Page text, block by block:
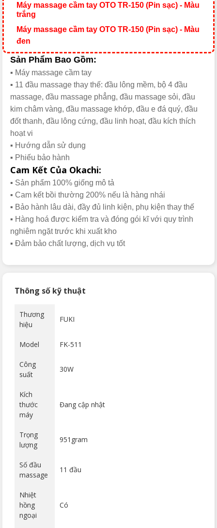
Máy massage cầm tay OTO TR-150 (Pin sạc) - Màu
trắng
Máy massage cầm tay OTO TR-150 (Pin sạc) - Màu
đen
Sản Phẩm Bao Gồm:
▪️ Máy massage cầm tay
▪️ 11 đầu massage thay thế: đầu lông mềm, bộ 4 đầu
massage, đầu massage phẳng, đầu massage sỏi, đầu
kim châm vàng, đầu massage khớp, đầu e đá quý, đầu
đốt thanh, đầu lông cứng, đầu linh hoạt, đầu kích thích
hoạt vi
▪️ Hướng dẫn sử dụng
▪️ Phiếu bảo hành
Cam Kết Của Okachi:
▪️ Sản phẩm 100% giống mô tả
▪️ Cam kết bồi thường 200% nếu là hàng nhái
▪️ Bảo hành lâu dài, đầy đủ linh kiện, phụ kiện thay thế
▪️ Hàng hoá được kiểm tra và đóng gói kĩ với quy trình
nghiêm ngặt trước khi xuất kho
▪️ Đảm bảo chất lượng, dịch vụ tốt
Thông số kỹ thuật
Thương
hiệu
FUKI
Model FK-511
Công
suất
30W
Kích
thước
máy
Đang cập nhật
Trọng
lượng
951gram
Số đầu
massage
11 đầu
Nhiệt
hồng
ngoại
Có